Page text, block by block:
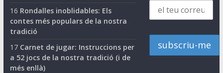
16 Rondalles inoblidables: Els
contes més populars de la nostra
tradició
17 Carnet de jugar: Instruccions per
a 52 jocs de la nostra tradició (i de
més enllà)